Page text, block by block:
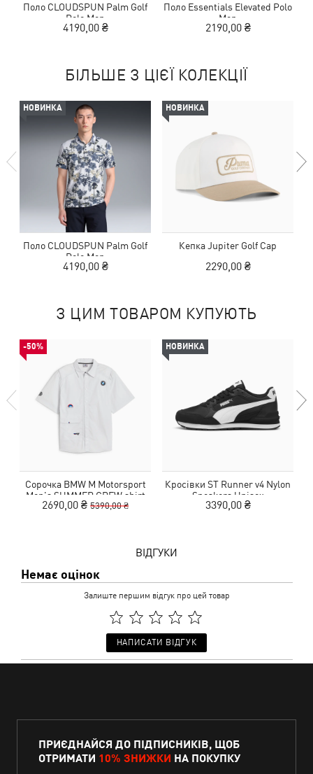
Поло CLOUDSPUN Palm Golf
Polo Men
4190,00 ₴
Поло Essentials Elevated Polo
Men
2190,00 ₴
БІЛЬШЕ З ЦІЄЇ КОЛЕКЦІЇ
НОВИНКА
Поло CLOUDSPUN Palm Golf
Polo Men
4190,00 ₴
НОВИНКА
Кепка Jupiter Golf Cap
2290,00 ₴
З ЦИМ ТОВАРОМ КУПУЮТЬ
-50%
Сорочка BMW M Motorsport
Men's SUMMER CREW shirt
2690,00 ₴ 5390,00 ₴
НОВИНКА
Кросівки ST Runner v4 Nylon
Sneakers Unisex
3390,00 ₴
ВІДГУКИ
Немає оцінок
Залиште першим відгук про цей товар
НАПИСАТИ ВІДГУК
ПРИЄДНАЙСЯ ДО ПІДПИСНИКІВ, ЩОБ
ОТРИМАТИ 10% ЗНИЖКИ НА ПОКУПКУ